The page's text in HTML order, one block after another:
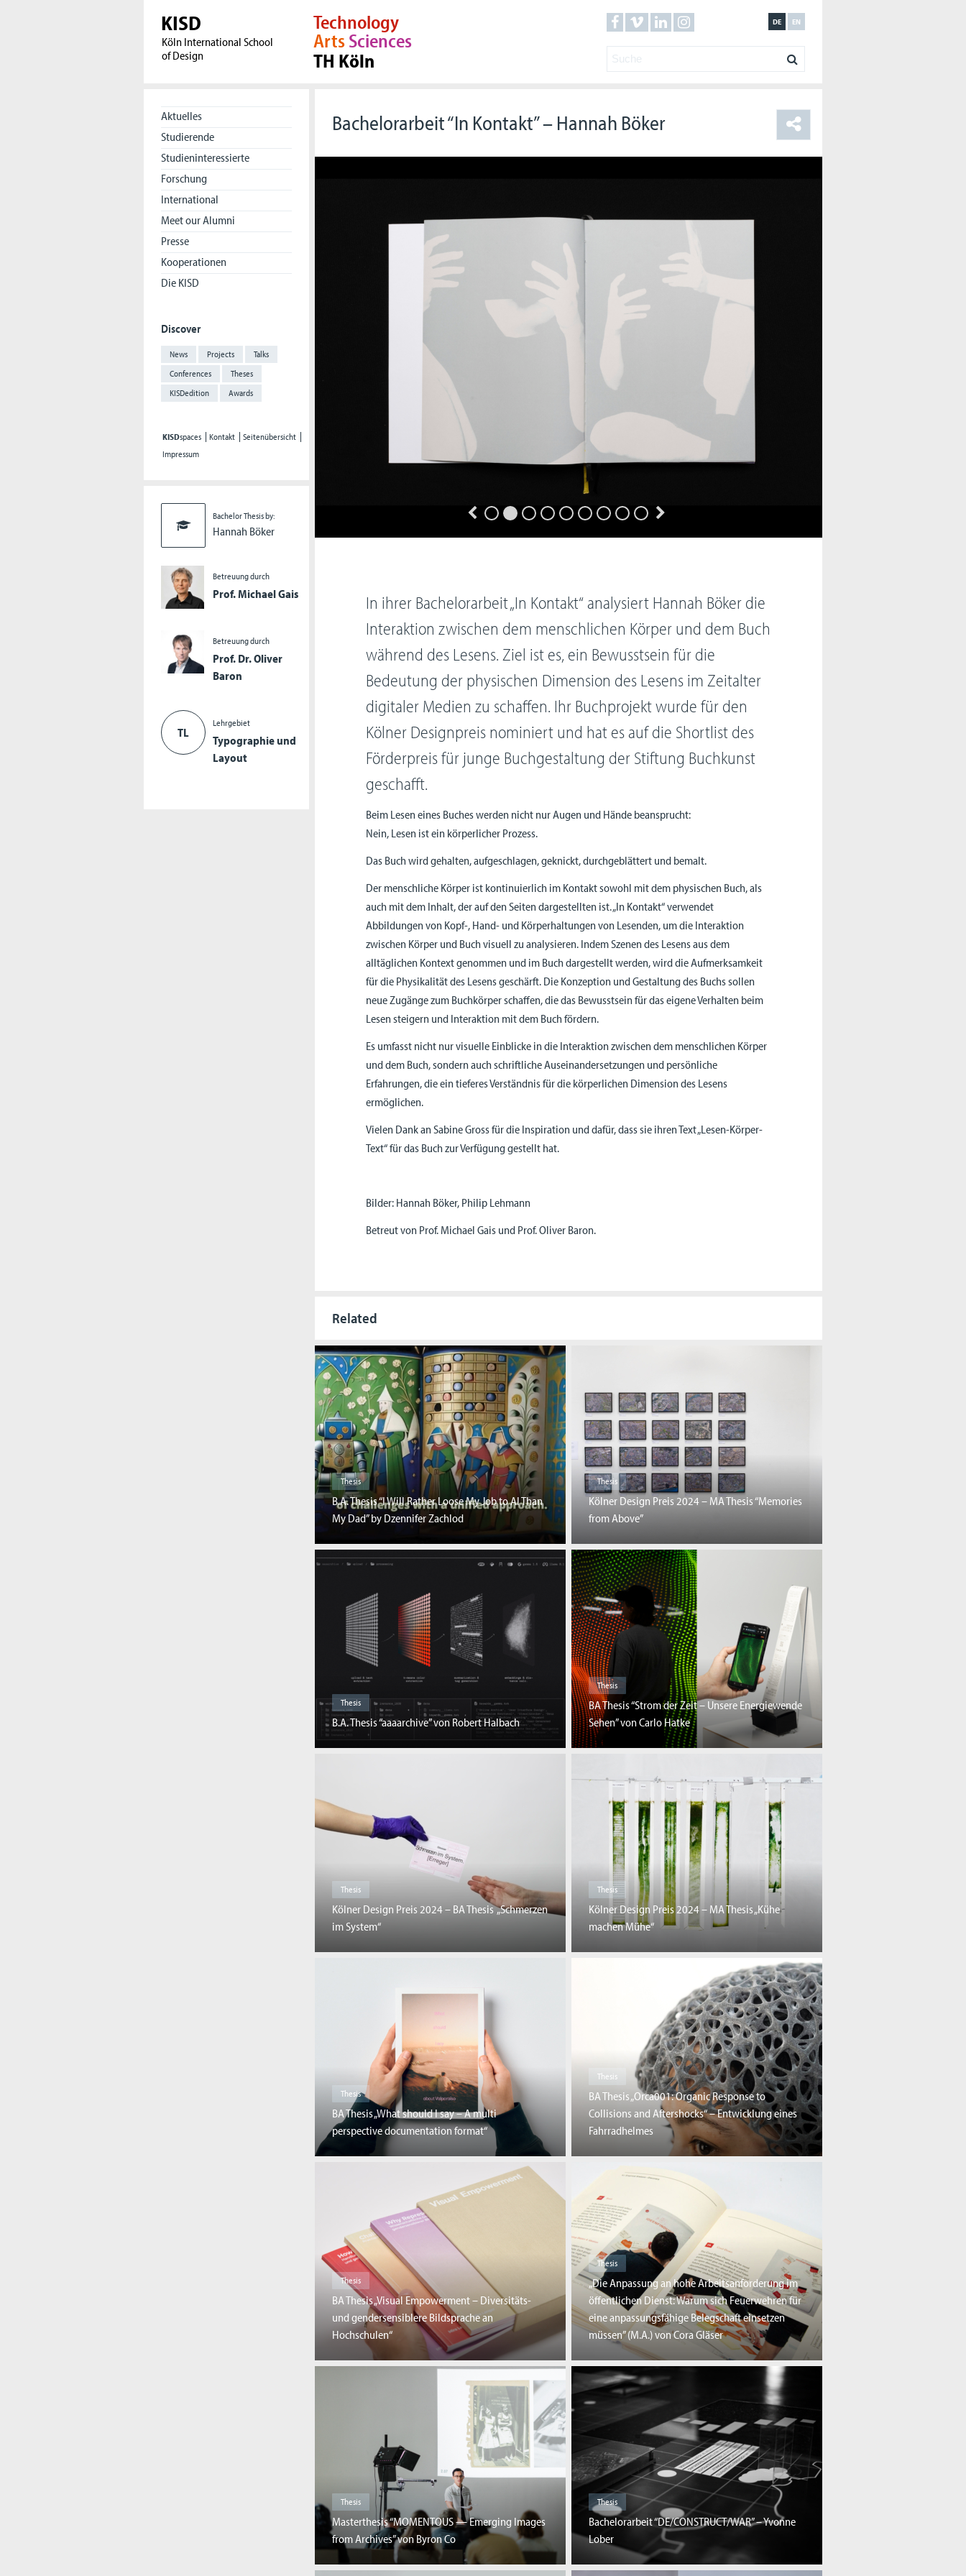
KISD
Köln International School
of Design
EN
DE
Technology
ArtsSciences
TH Köln
Aktuelles
Studierende
Studieninteressierte
Forschung
International
Meet our Alumni
Presse
Kooperationen
Die KISD
Discover
News Projects
Talks
Conferences
Theses
KISDedition
Awards
KISDspaces Kontakt
Seitenübersicht
Impressum
Bachelor Thesis by:
Hannah Böker
Betreuung durch
Prof. Michael Gais
Betreuung durch
Prof. Dr. Oliver
Baron
TL
Lehrgebiet
Typographie und
Layout
Bachelorarbeit “In Kontakt” – Hannah Böker
In ihrer Bachelorarbeit „In Kontakt“ analysiert Hannah Böker die
Interaktion zwischen dem menschlichen Körper und dem Buch
während des Lesens. Ziel ist es, ein Bewusstsein für die
Bedeutung der physischen Dimension des Lesens im Zeitalter
digitaler Medien zu schaffen. Ihr Buchprojekt wurde für den
Kölner Designpreis nominiert und hat es auf die Shortlist des
Förderpreis für junge Buchgestaltung der Stiftung Buchkunst
geschafft.
Beim Lesen eines Buches werden nicht nur Augen und Hände beansprucht:
Nein, Lesen ist ein körperlicher Prozess.
Das Buch wird gehalten, aufgeschlagen, geknickt, durchgeblättert und bemalt.
Der menschliche Körper ist kontinuierlich im Kontakt sowohl mit dem physischen Buch, als
auch mit dem Inhalt, der auf den Seiten dargestellten ist. „In Kontakt“ verwendet
Abbildungen von Kopf-, Hand- und Körperhaltungen von Lesenden, um die Interaktion
zwischen Körper und Buch visuell zu analysieren. Indem Szenen des Lesens aus dem
alltäglichen Kontext genommen und im Buch dargestellt werden, wird die Aufmerksamkeit
für die Physikalität des Lesens geschärft. Die Konzeption und Gestaltung des Buchs sollen
neue Zugänge zum Buchkörper schaffen, die das Bewusstsein für das eigene Verhalten beim
Lesen steigern und Interaktion mit dem Buch fördern.
Es umfasst nicht nur visuelle Einblicke in die Interaktion zwischen dem menschlichen Körper
und dem Buch, sondern auch schriftliche Auseinandersetzungen und persönliche
Erfahrungen, die ein tieferes Verständnis für die körperlichen Dimension des Lesens
ermöglichen.
Vielen Dank an Sabine Gross für die Inspiration und dafür, dass sie ihren Text „Lesen-Körper-
Text“ für das Buch zur Verfügung gestellt hat.
Bilder: Hannah Böker, Philip Lehmann
Betreut von Prof. Michael Gais und Prof. Oliver Baron.
Related
Thesis
B.A. Thesis “I Will Rather Loose My Job to AI Than
My Dad” by Dzennifer Zachlod
Thesis
Kölner Design Preis 2024 – MA Thesis “Memories
from Above”
Thesis
B.A. Thesis “aaaarchive” von Robert Halbach
Thesis
BA Thesis “Strom der Zeit – Unsere Energiewende
Sehen” von Carlo Hatke
Thesis
Kölner Design Preis 2024 – BA Thesis „Schmerzen
im System“
Thesis
Kölner Design Preis 2024 – MA Thesis „Kühe
machen Mühe“
Thesis
BA Thesis „What should I say – A multi
perspective documentation format“
Thesis
BA Thesis „Orca001: Organic Response to
Collisions and Aftershocks“ – Entwicklung eines
Fahrradhelmes
Thesis
BA Thesis „Visual Empowerment – Diversitäts-
und gendersensiblere Bildsprache an
Hochschulen“
Thesis
„Die Anpassung an hohe Arbeitsanforderung im
öffentlichen Dienst: Warum sich Feuerwehren für
eine anpassungsfähige Belegschaft einsetzen
müssen” (M.A.) von Cora Gläser
Thesis
Masterthesis “MOMENTOUS — Emerging Images
from Archives” von Byron Co
Thesis
Bachelorarbeit “DE/CONSTRUCT/WAR” – Yvonne
Lober